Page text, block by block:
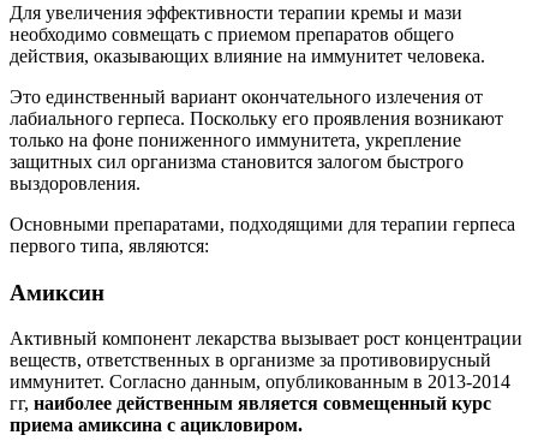
Для увеличения эффективности терапии кремы и мази
необходимо совмещать с приемом препаратов общего
действия, оказывающих влияние на иммунитет человека.
Это единственный вариант окончательного излечения от
лабиального герпеса. Поскольку его проявления возникают
только на фоне пониженного иммунитета, укрепление
защитных сил организма становится залогом быстрого
выздоровления.
Основными препаратами, подходящими для терапии герпеса
первого типа, являются:
Амиксин
Активный компонент лекарства вызывает рост концентрации
веществ, ответственных в организме за противовирусный
иммунитет. Согласно данным, опубликованным в 2013-2014
гг, наиболее действенным является совмещенный курс
приема амиксина с ацикловиром.